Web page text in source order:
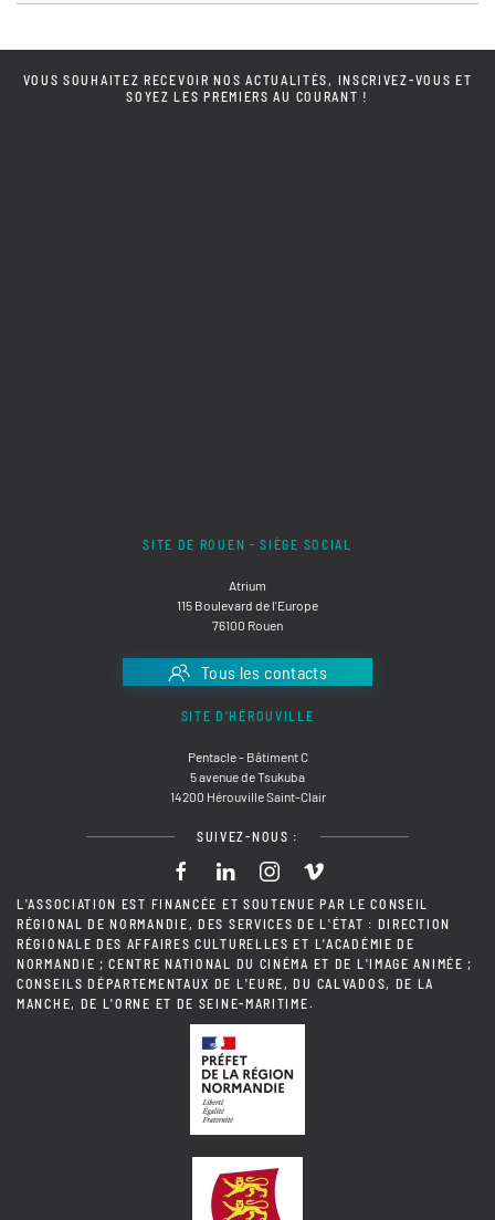
VOUS SOUHAITEZ RECEVOIR NOS ACTUALITÉS, INSCRIVEZ-VOUS ET
SOYEZ LES PREMIERS AU COURANT !
SITE DE ROUEN - SIÈGE SOCIAL
Atrium
115 Boulevard de l'Europe
76100 Rouen
Tous les contacts
SITE D'HÉROUVILLE
Pentacle - Bâtiment C
5 avenue de Tsukuba
14200 Hérouville Saint-Clair
SUIVEZ-NOUS :
L'ASSOCIATION EST FINANCÉE ET SOUTENUE PAR LE CONSEIL
RÉGIONAL DE NORMANDIE, DES SERVICES DE L'ÉTAT : DIRECTION
RÉGIONALE DES AFFAIRES CULTURELLES ET L'ACADÉMIE DE
NORMANDIE ; CENTRE NATIONAL DU CINÉMA ET DE L'IMAGE ANIMÉE ;
CONSEILS DÉPARTEMENTAUX DE L'EURE, DU CALVADOS, DE LA
MANCHE, DE L'ORNE ET DE SEINE-MARITIME.